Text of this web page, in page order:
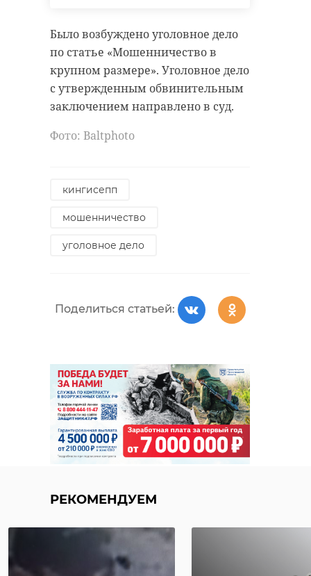
Было возбуждено уголовное дело
по статье «Мошенничество в
крупном размере». Уголовное дело
с утвержденным обвинительным
заключением направлено в суд.
Фото: Вaltphoto
кингисепп
мошенничество
уголовное дело
Поделиться статьей:
РЕКОМЕНДУЕМ
№
п/
п
Муниципальное
Мероприятие
Фото: https://vk.com/wall-
140912405_6216
Эстафета Победы
Поделиться статьей: